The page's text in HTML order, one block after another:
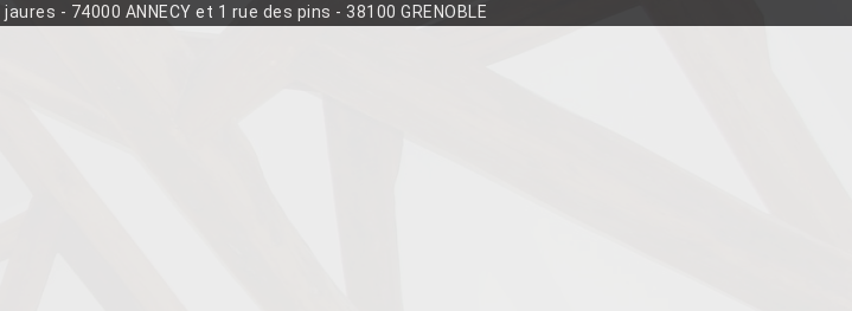
- 74000 ANNECY et 1 rue des pins - 38100 GRENOBLE